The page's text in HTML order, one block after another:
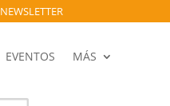
NEWSLETTER
EVENTOS MÁS